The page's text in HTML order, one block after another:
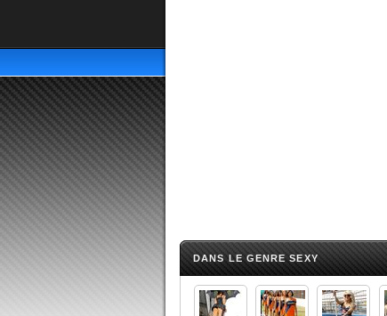
DANS LE GENRE SEXY